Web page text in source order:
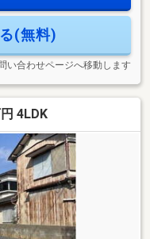
(無料)
い合わせページへ移動します
4LDK